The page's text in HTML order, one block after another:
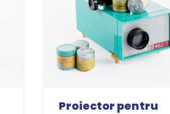
Proiector pentru